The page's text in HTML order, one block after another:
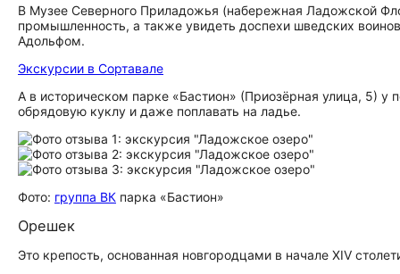
В Музее Северного Приладожья (набережная Ладожской
промышленность, а также увидеть доспехи шведских
Адольфом.
Экскурсии в Сортавале
А в историческом парке «Бастион» (Приозёрная улица, 5) у
обрядовую куклу и даже поплавать на ладье.
Фото: группа ВК парка «Бастион»
Орешек
Это крепость, основанная новгородцами в начале XIV